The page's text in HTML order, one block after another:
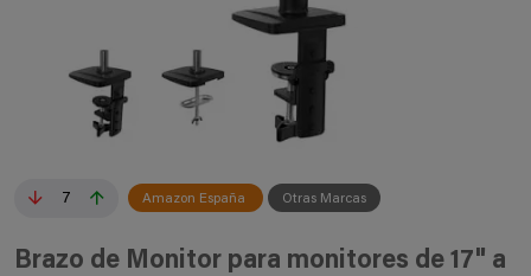
7 Amazon España Otras Marcas
Brazo de Monitor para monitores de 17" a